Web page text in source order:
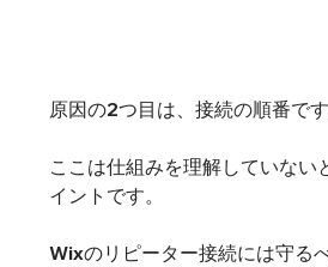
原因の2つ目は、接続の順番です
ここは仕組みを理解していない
イントです。
Wixのリピーター接続には守る